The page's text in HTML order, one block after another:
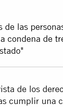
las
condena de
de los
cumplir una